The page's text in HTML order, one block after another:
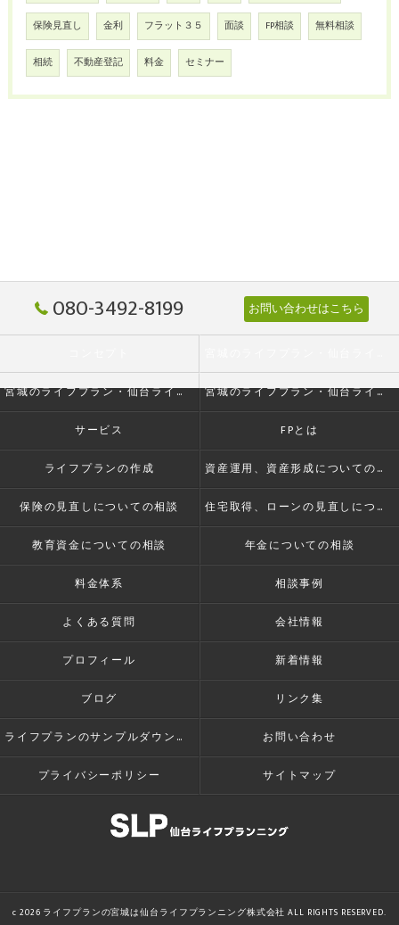
保険見直し 金利 フラット３５ 面談 FP相談 無料相談
相続 不動産登記 料金 セミナー
080-3492-8199 お問い合わせはこちら
宮城のライフプラン・仙台ライフプランニング株式会社の評判 宮城のライフプラン・仙台ライフプランニング株式会社のお客様の声
サービス FPとは
ライフプランの作成 資産運用、資産形成についての相談
保険の見直しについての相談 住宅取得、ローンの見直しについての相談
教育資金についての相談 年金についての相談
料金体系 相談事例
よくある質問 会社情報
プロフィール 新着情報
ブログ リンク集
ライフプランのサンプルダウンロード お問い合わせ
プライバシーポリシー サイトマップ
c 2026 ライフプランの宮城は仙台ライフプランニング株式会社 ALL RIGHTS RESERVED.